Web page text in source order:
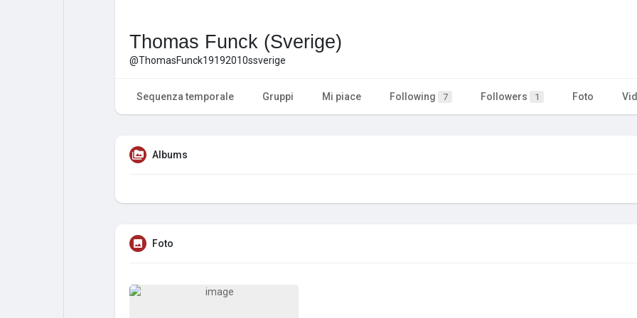
Thomas Funck (Sverige)
@ThomasFunck19192010ssverige
Sequenza temporale Gruppi Mi piace Following 7 Followers 1 Foto
Albums
Foto